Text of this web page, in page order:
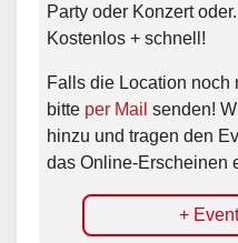
Party oder Konzert
Kostenlos + schnell!
Falls die Location noch
bitte per Mail senden!
hinzu und tragen den
das Online-Erscheinen
+